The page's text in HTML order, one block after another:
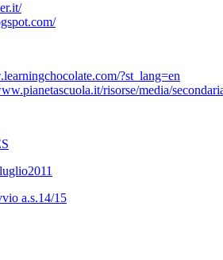
?st_lang=en
risorse/media/
a.s.14/15